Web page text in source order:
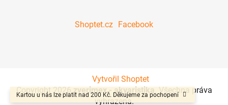
Kartou u nás lze platit nad 200 Kč. Děkujeme za pochopení
Shoptet.cz Facebook
Vytvořil Shoptet
Copyright 2026zverimex - akvaristika. Všechna práva
vyhrazena.